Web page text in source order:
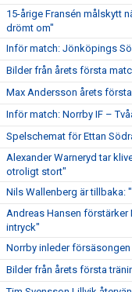
15-årige Fransén målskytt
drömt om"
Inför match: Jönköpings
Bilder från årets första
Max Andersson årets
Inför match: Norrby IF –
Spelschemat för Ettan
Alexander Warneryd tar
otroligt stort"
Nils Wallenberg är tillbaka:
Andreas Hansen
intryck"
Norrby inleder försäsongen
Bilder från årets första